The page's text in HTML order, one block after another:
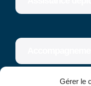
Gérer le